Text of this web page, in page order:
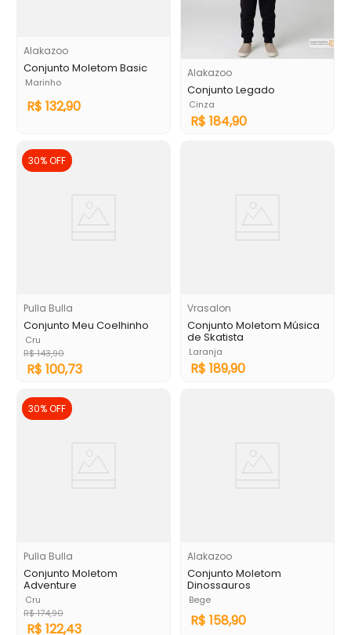
Alakazoo
Conjunto Moletom Basic
Marinho
R$ 132,90
Alakazoo
Conjunto Legado
Cinza
R$ 184,90
30%OFF
Pulla Bulla
Conjunto Meu Coelhinho
Cru
R$143,90
R$ 100,73
Vrasalon
Conjunto Moletom Música
de Skatista
Laranja
R$ 189,90
30%OFF
Pulla Bulla
Conjunto Moletom
Adventure
Cru
R$174,90
R$ 122,43
Alakazoo
Conjunto Moletom
Dinossauros
Bege
R$ 158,90